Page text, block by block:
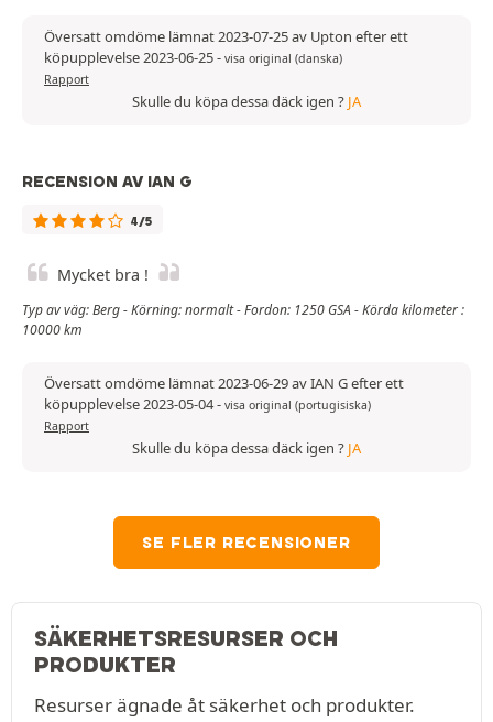
Översatt omdöme lämnat 2023-07-25 av Upton efter ett
köpupplevelse 2023-06-25- visa original (danska)
Rapport
Skulle du köpa dessa däck igen ? JA
RECENSION AV IAN G
4/5
Mycket bra !
Typ av väg: Berg - Körning: normalt - Fordon: 1250 GSA - Körda kilometer :
10000 km
Översatt omdöme lämnat 2023-06-29 av IAN G efter ett
köpupplevelse 2023-05-04- visa original (portugisiska)
Rapport
Skulle du köpa dessa däck igen ? JA
SE FLER RECENSIONER
SÄKERHETSRESURSER OCH
PRODUKTER
Resurser ägnade åt säkerhet och produkter.